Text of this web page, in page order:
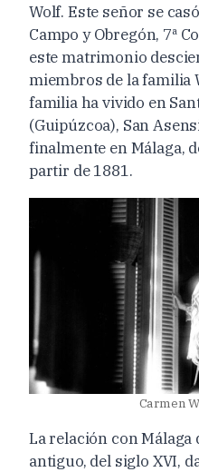
Wolf. Este señor se
Campo y Obregón, 7ª
este matrimonio
miembros de la familia
familia ha vivido en
(Guipúzcoa), San
finalmente en Málaga,
partir de 1881.
Carmen
La relación con Málaga
antiguo, del siglo XVI,